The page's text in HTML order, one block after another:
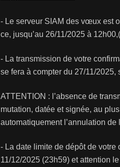
- Le serveur SIAM des vœux est
ce, jusqu’au 26/11/2025 à
- La transmission de votre
se fera à compter du 27/11/2025,
ATTENTION : l’absence de
mutation, datée et signée, au
automatiquement l’annulation
- La date limite de dépôt de
11/12/2025 (23h59) et attention